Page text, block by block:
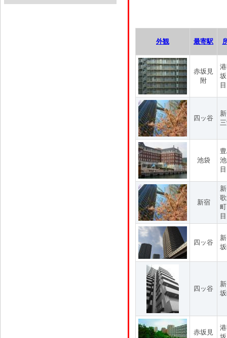
外観 最寄駅
赤坂見
附
目
四ッ谷
池袋
新宿
目
四ッ谷
四ッ谷
赤坂見